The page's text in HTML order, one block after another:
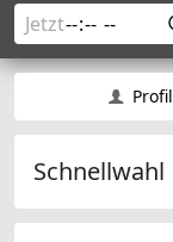
Profil
Schnellwahl